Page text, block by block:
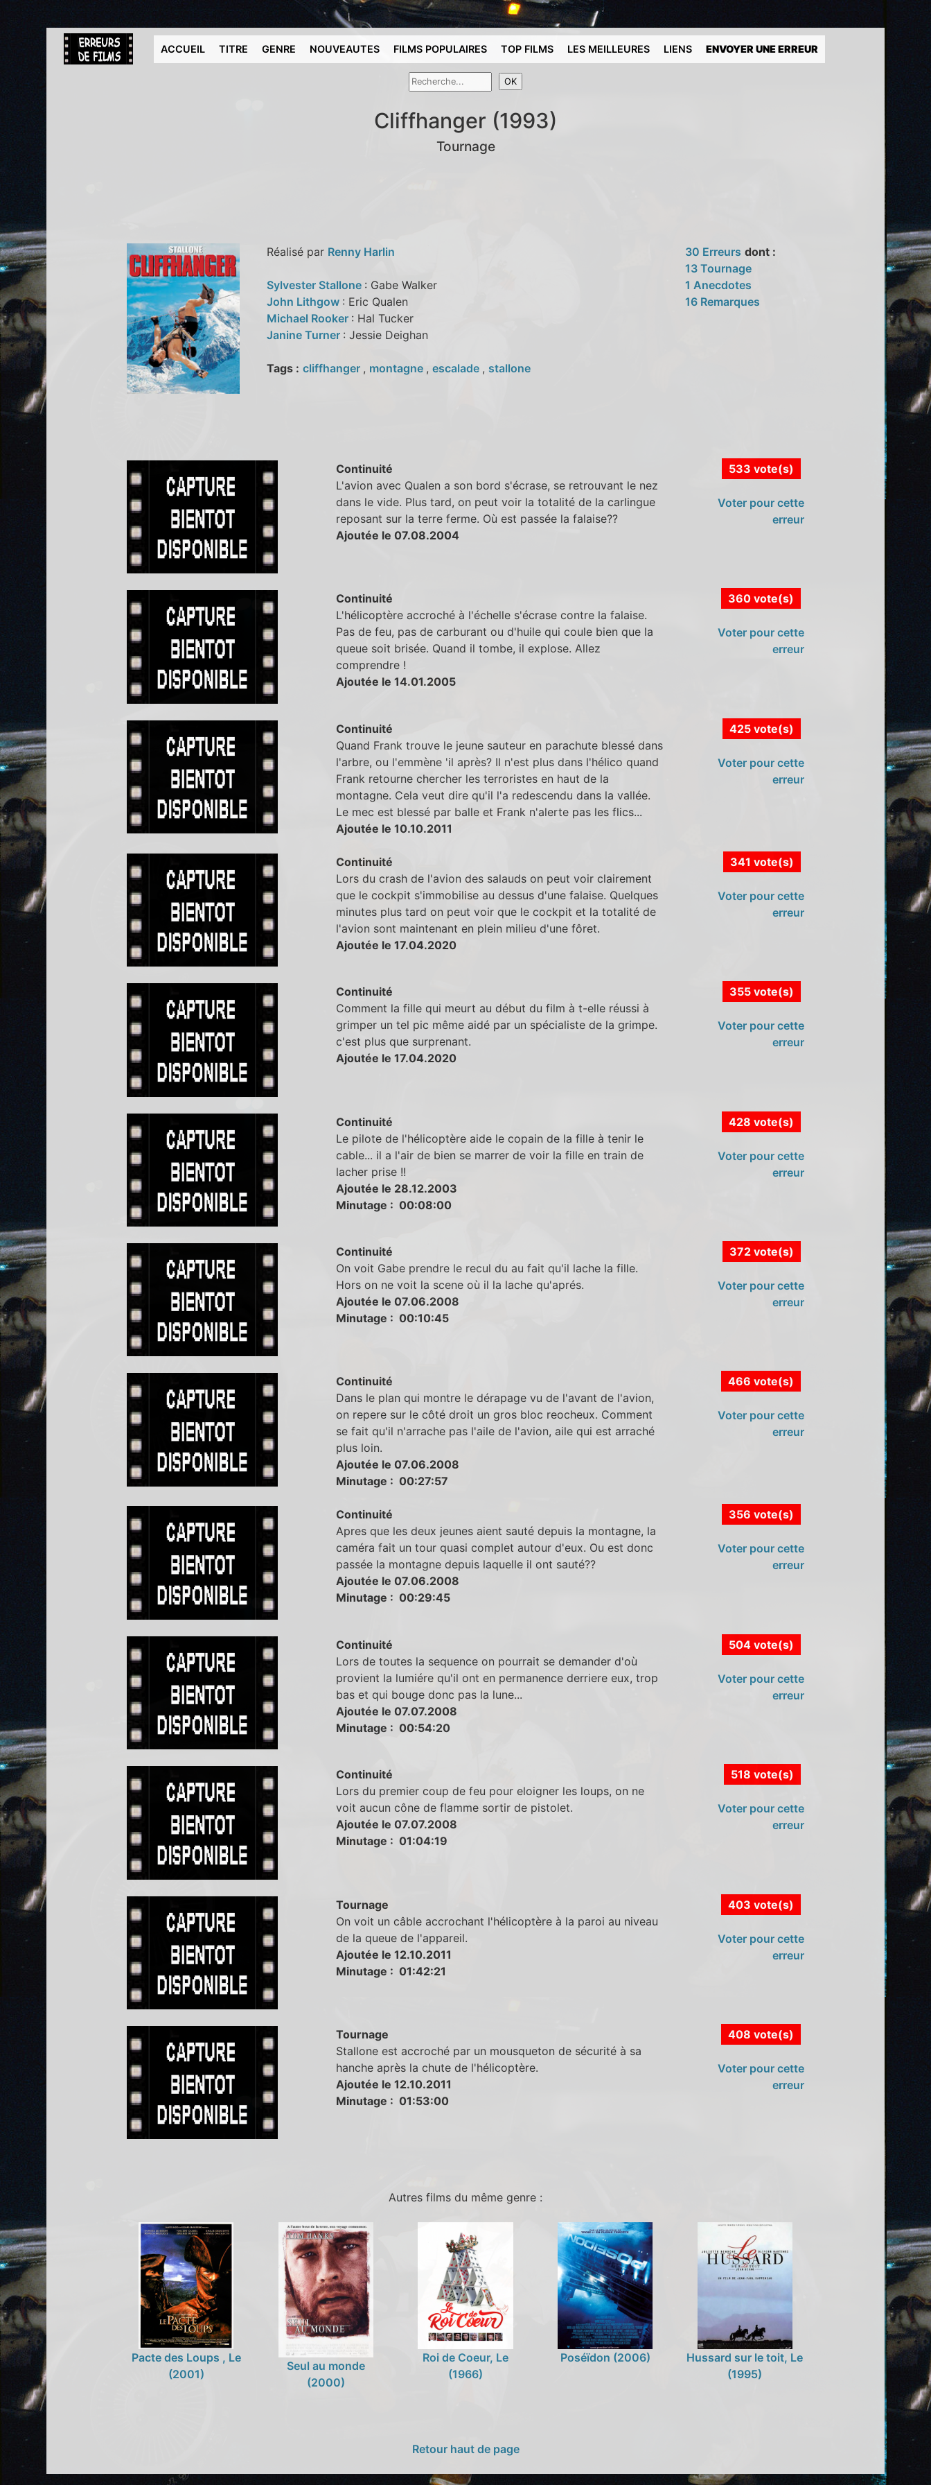
ACCUEIL TITRE GENRE NOUVEAUTES FILMS POPULAIRES TOP FILMS LES MEILLEURES LIENS ENVOYER UNE ERREUR
Cliffhanger (1993)
Tournage
Réalisé par Renny Harlin
Sylvester Stallone : Gabe Walker
John Lithgow : Eric Qualen
Michael Rooker : Hal Tucker
Janine Turner : Jessie Deighan
Tags : cliffhanger , montagne , escalade , stallone
30 Erreurs dont :
13 Tournage
1 Anecdotes
16 Remarques
Continuité
L'avion avec Qualen a son bord s'écrase, se retrouvant le nez
dans le vide. Plus tard, on peut voir la totalité de la carlingue
reposant sur la terre ferme. Où est passée la falaise??
Ajoutée le 07.08.2004
533 vote(s)
Voter pour cette
erreur
Continuité
L'hélicoptère accroché à l'échelle s'écrase contre la falaise.
Pas de feu, pas de carburant ou d'huile qui coule bien que la
queue soit brisée. Quand il tombe, il explose. Allez
comprendre !
Ajoutée le 14.01.2005
360 vote(s)
Voter pour cette
erreur
Continuité
Quand Frank trouve le jeune sauteur en parachute blessé dans
l'arbre, ou l'emmène 'il après? Il n'est plus dans l'hélico quand
Frank retourne chercher les terroristes en haut de la
montagne. Cela veut dire qu'il l'a redescendu dans la vallée.
Le mec est blessé par balle et Frank n'alerte pas les flics...
Ajoutée le 10.10.2011
425 vote(s)
Voter pour cette
erreur
Continuité
Lors du crash de l'avion des salauds on peut voir clairement
que le cockpit s'immobilise au dessus d'une falaise. Quelques
minutes plus tard on peut voir que le cockpit et la totalité de
l'avion sont maintenant en plein milieu d'une fôret.
Ajoutée le 17.04.2020
341 vote(s)
Voter pour cette
erreur
Continuité
Comment la fille qui meurt au début du film à t-elle réussi à
grimper un tel pic même aidé par un spécialiste de la grimpe.
c'est plus que surprenant.
Ajoutée le 17.04.2020
355 vote(s)
Voter pour cette
erreur
Continuité
Le pilote de l'hélicoptère aide le copain de la fille à tenir le
cable... il a l'air de bien se marrer de voir la fille en train de
lacher prise !!
Ajoutée le 28.12.2003
Minutage : 00:08:00
428 vote(s)
Voter pour cette
erreur
Continuité
On voit Gabe prendre le recul du au fait qu'il lache la fille.
Hors on ne voit la scene où il la lache qu'aprés.
Ajoutée le 07.06.2008
Minutage : 00:10:45
372 vote(s)
Voter pour cette
erreur
Continuité
Dans le plan qui montre le dérapage vu de l'avant de l'avion,
on repere sur le côté droit un gros bloc reocheux. Comment
se fait qu'il n'arrache pas l'aile de l'avion, aile qui est arraché
plus loin.
Ajoutée le 07.06.2008
Minutage : 00:27:57
466 vote(s)
Voter pour cette
erreur
Continuité
Apres que les deux jeunes aient sauté depuis la montagne, la
caméra fait un tour quasi complet autour d'eux. Ou est donc
passée la montagne depuis laquelle il ont sauté??
Ajoutée le 07.06.2008
Minutage : 00:29:45
356 vote(s)
Voter pour cette
erreur
Continuité
Lors de toutes la sequence on pourrait se demander d'où
provient la lumiére qu'il ont en permanence derriere eux, trop
bas et qui bouge donc pas la lune...
Ajoutée le 07.07.2008
Minutage : 00:54:20
504 vote(s)
Voter pour cette
erreur
Continuité
Lors du premier coup de feu pour eloigner les loups, on ne
voit aucun cône de flamme sortir de pistolet.
Ajoutée le 07.07.2008
Minutage : 01:04:19
518 vote(s)
Voter pour cette
erreur
Tournage
On voit un câble accrochant l'hélicoptère à la paroi au niveau
de la queue de l'appareil.
Ajoutée le 12.10.2011
Minutage : 01:42:21
403 vote(s)
Voter pour cette
erreur
Tournage
Stallone est accroché par un mousqueton de sécurité à sa
hanche après la chute de l'hélicoptère.
Ajoutée le 12.10.2011
Minutage : 01:53:00
408 vote(s)
Voter pour cette
erreur
Autres films du même genre :
Pacte des Loups , Le
(2001)
Seul au monde
(2000)
Roi de Coeur, Le
(1966)
Poséïdon (2006)
Hussard sur le toit, Le
(1995)
Retour haut de page